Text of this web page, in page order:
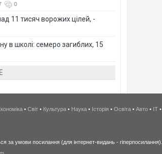
0
11 тисяч ворожих цілей, -
в школі: семеро загиблих, 15
• Світ • Культура • Наука • Історія • Освіта • Авто • IT •
за умови посилання (для інтернет-видань - гіперпосилання).